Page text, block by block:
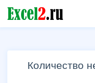
Количество